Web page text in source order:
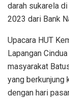
darah sukarela
2023 dari Bank
Upacara HUT
Lapangan
masyarakat
yang berkunjung
dengan hari